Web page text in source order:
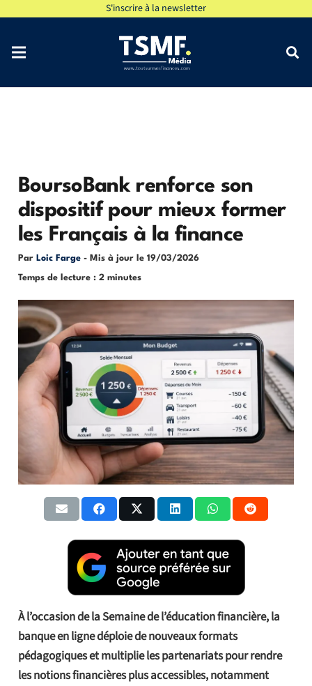
S'inscrire à la newsletter
BoursoBank renforce son
dispositif pour mieux former
les Français à la finance
Par Loic Farge - Mis à jour le 19/03/2026
Temps de lecture : 2 minutes
À l’occasion de la Semaine de l’éducation financière, la
banque en ligne déploie de nouveaux formats
pédagogiques et multiplie les partenariats pour rendre
les notions financières plus accessibles, notamment